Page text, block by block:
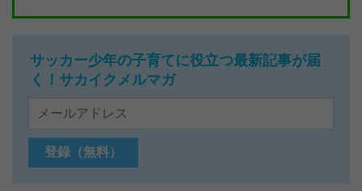
サッカー少年の子育てに役立つ最新記事が届
く！サカイクメルマガ